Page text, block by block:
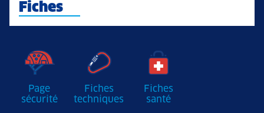
Fiches
Page
sécurité
Fiches
techniques
Fiches
santé